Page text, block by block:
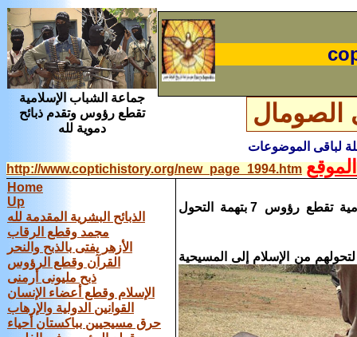
جماعة الشباب الإسلامية
تقطع رؤوس وتقدم ذبائح
دموية لله
الصومال
لباقى الموضوعات
http://www.coptichistory.org/new_page_1994.htm
Home
Up
الذبائح البشرية المقدمة لله
مجمد وقطع الرقاب
الأزهر يفتى بالذبح والنحر
القرآن وقطع الرؤوس
ذبح مليونى أرمنى
الإسلام وقطع أعضاء الإنسان
القوانين الدولية والإرهاب
حرق مسيحيين بباكستان أحياء
قطع رؤوس سبعة صوماليين بتهمة التحول للمسيحية - جماعة الشباب الإسلامية تقطع رؤوس 7 بتهمة التحول
من الإسلام إلى المسيحية